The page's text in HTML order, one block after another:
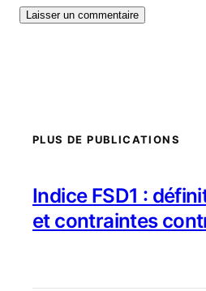
PLUS DE PUBLICATIONS
Indice FSD1 :
et contraintes